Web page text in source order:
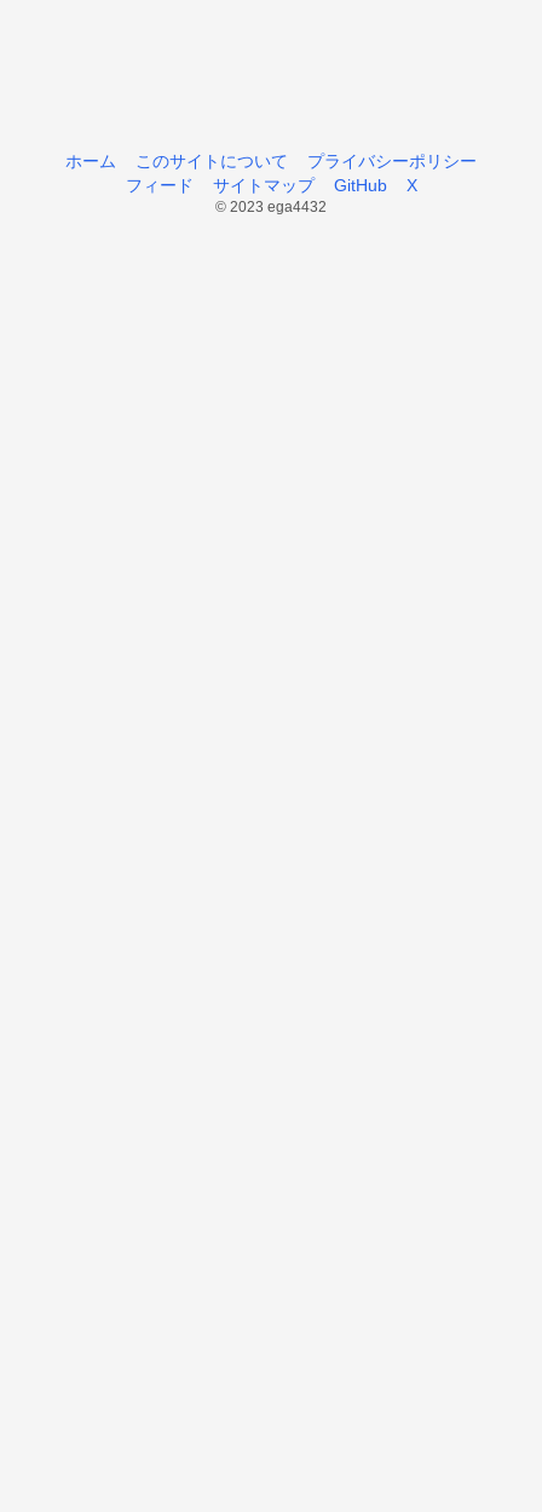
© 2023 ega4432
ホーム このサイトについて
プライバシーポリシー
フィード
サイトマップ GitHub X